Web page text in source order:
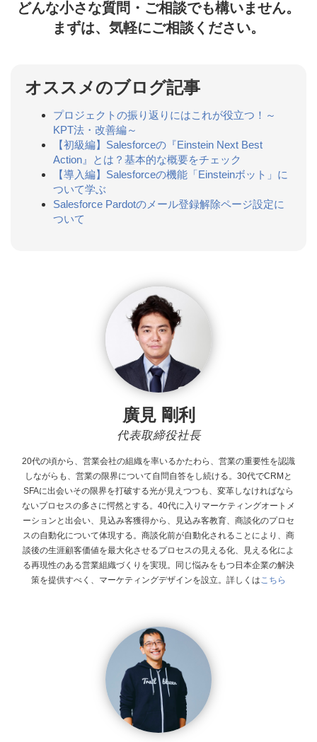
どんな小さな質問・ご相談でも構いません。
まずは、気軽にご相談ください。
オススメのブログ記事
プロジェクトの振り返りにはこれが役立つ！～
KPT法・改善編～
【初級編】Salesforceの『Einstein Next Best
Action』とは？基本的な概要をチェック
【導入編】Salesforceの機能「Einsteinボット」に
ついて学ぶ
Salesforce Pardotのメール登録解除ページ設定に
ついて
廣見 剛利
代表取締役社長
20代の頃から、営業会社の組織を率いるかたわら、営業の重要性を認識
しながらも、営業の限界について自問自答をし続ける。30代でCRMと
SFAに出会いその限界を打破する光が見えつつも、変革しなければなら
ないプロセスの多さに愕然とする。40代に入りマーケティングオートメ
ーションと出会い、見込み客獲得から、見込み客教育、商談化のプロセ
スの自動化について体現する。商談化前が自動化されることにより、商
談後の生涯顧客価値を最大化させるプロセスの見える化、見える化によ
る再現性のある営業組織づくりを実現。同じ悩みをもつ日本企業の解決
策を提供すべく、マーケティングデザインを設立。 詳しくはこちら